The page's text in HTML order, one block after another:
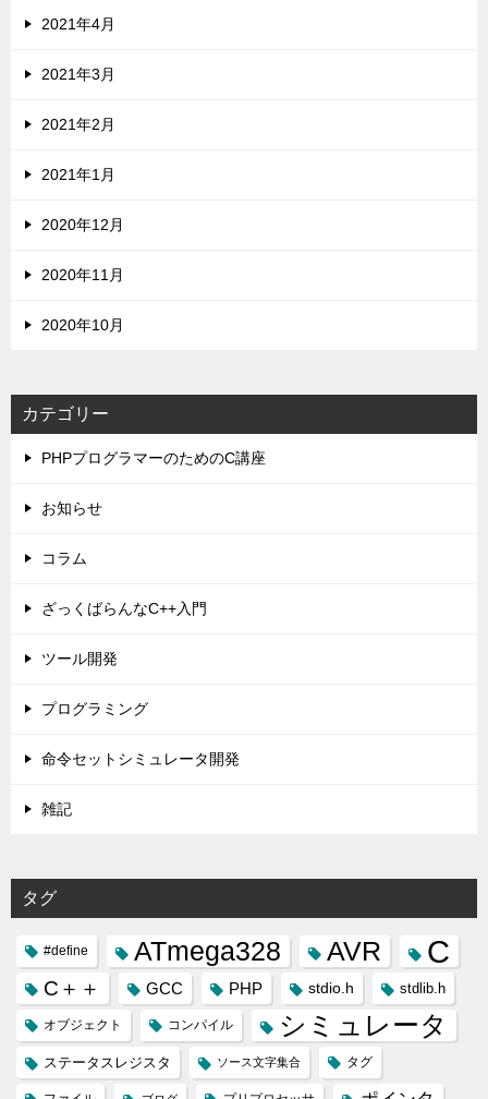
2021年4月
2021年3月
2021年2月
2021年1月
2020年12月
2020年11月
2020年10月
カテゴリー
PHPプログラマーのためのC講座
お知らせ
コラム
ざっくばらんなC++入門
ツール開発
プログラミング
命令セットシミュレータ開発
雑記
タグ
#define ATmega328 AVR C
C＋＋ GCC PHP stdio.h stdlib.h
オブジェクト コンパイル シミュレータ
ステータスレジスタ ソース文字集合 タグ